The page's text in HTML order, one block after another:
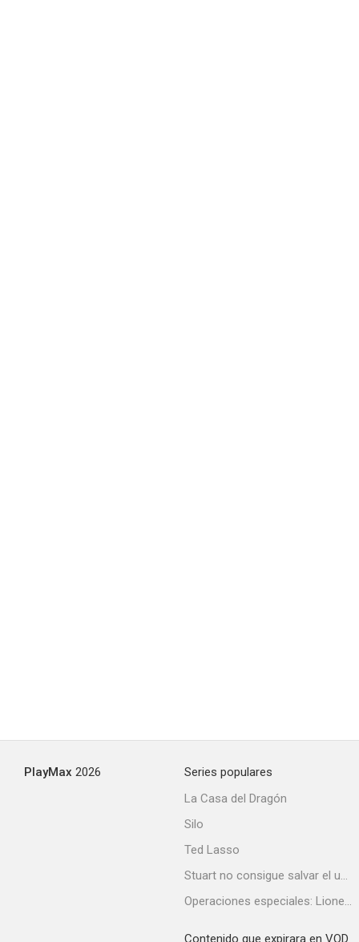
PlayMax 2026
Series populares
La Casa del Dragón
Silo
Ted Lasso
Stuart no consigue salvar el universo
Operaciones especiales: Lioness
Contenido que expirara en VOD